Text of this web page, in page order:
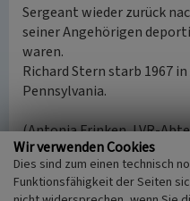
Sergeant wieder zurück
seiner Angehörigen
waren.
Richard Stern starb 1967
Pennsylvania.
(Antonia Frinken, LVR-
2026)
Internet
Wir verwenden Cookies
Dies sind zum einen technisch
Funktionsfähigkeit der Seiten